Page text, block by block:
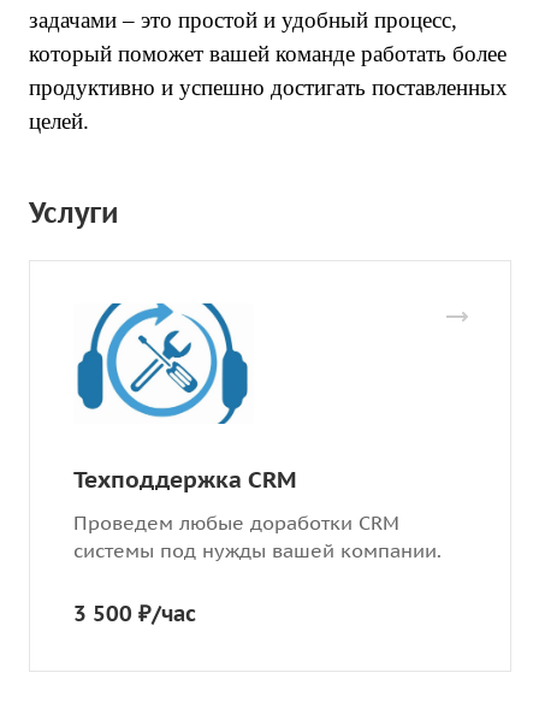
задачами – это простой и удобный процесс,
который поможет вашей команде работать более
продуктивно и успешно достигать поставленных
целей.
Услуги
Техподдержка CRM
Проведем любые доработки CRM
системы под нужды вашей компании.
3 500 ₽/час